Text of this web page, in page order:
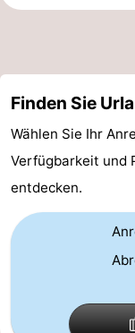
aan
Natur
Kennermerland
-
Haarlem
-
Zandvoort
Südholland
Bollenstreek
Finden Sie
Wählen Sie Ihr
Verfügbarkeit und
entdecken.